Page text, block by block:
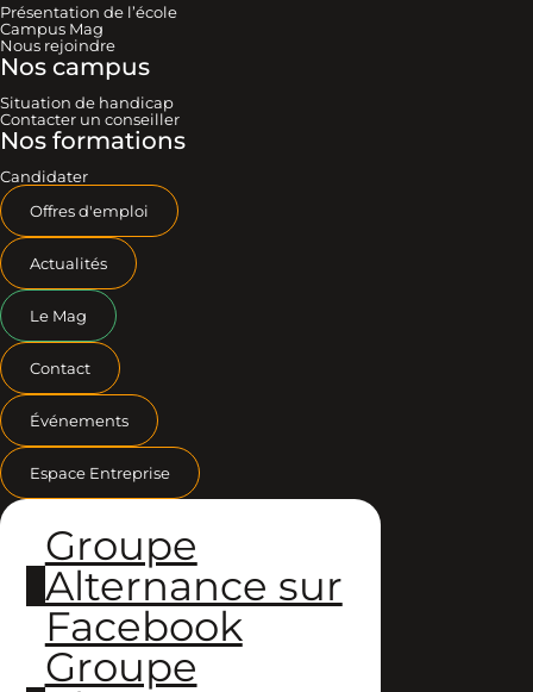
Présentation de l’école
Campus Mag
Nous rejoindre
Nos campus
Situation de handicap
Contacter un conseiller
Nos formations
Candidater
Offres d'emploi
Actualités
Le Mag
Contact
Événements
Espace Entreprise
Groupe
Alternance sur
Facebook
Groupe